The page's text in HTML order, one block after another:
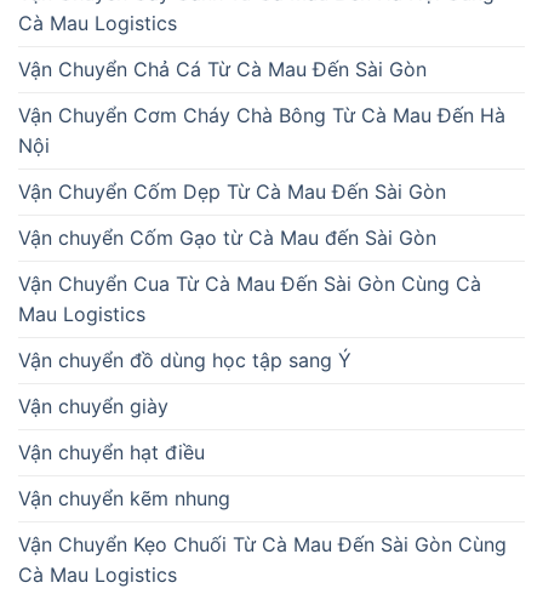
Cà Mau Logistics
Vận Chuyển Chả Cá Từ Cà Mau Đến Sài Gòn
Vận Chuyển Cơm Cháy Chà Bông Từ Cà Mau Đến Hà
Nội
Vận Chuyển Cốm Dẹp Từ Cà Mau Đến Sài Gòn
Vận chuyển Cốm Gạo từ Cà Mau đến Sài Gòn
Vận Chuyển Cua Từ Cà Mau Đến Sài Gòn Cùng Cà
Mau Logistics
Vận chuyển đồ dùng học tập sang Ý
Vận chuyển giày
Vận chuyển hạt điều
Vận chuyển kẽm nhung
Vận Chuyển Kẹo Chuối Từ Cà Mau Đến Sài Gòn Cùng
Cà Mau Logistics